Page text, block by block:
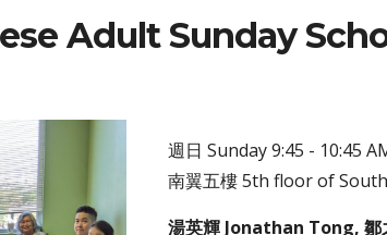
AdultSunday
週日 Sunday9:45 - 10:45
南翼五樓5th floor of
湯英輝 Jonathan Tong, 鄒